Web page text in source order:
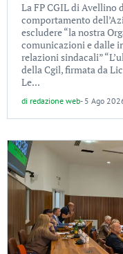
La FP CGIL di Avellino
comportamento
escludere “la nostra
comunicazioni e dalle
relazioni sindacali”
della Cgil, firmata da
Le...
di redazione web- 5 Ago